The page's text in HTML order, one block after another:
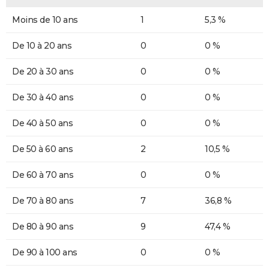
Moins de 10 ans 1 5,3 %
De 10 à 20 ans 0 0 %
De 20 à 30 ans 0 0 %
De 30 à 40 ans 0 0 %
De 40 à 50 ans 0 0 %
De 50 à 60 ans 2 10,5 %
De 60 à 70 ans 0 0 %
De 70 à 80 ans 7 36,8 %
De 80 à 90 ans 9 47,4 %
De 90 à 100 ans 0 0 %